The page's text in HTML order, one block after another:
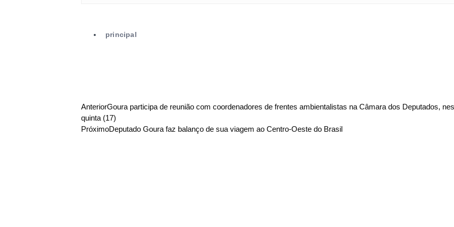
principal
AnteriorGoura participa de reunião com coordenadores de frentes ambientalistas na Câmara dos Deputados,
quinta (17)
PróximoDeputado Goura faz balanço de sua viagem ao Centro-Oeste do Brasil